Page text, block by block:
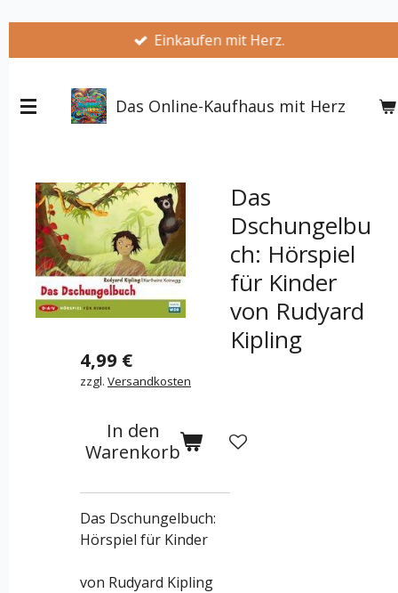
springen
Einkaufen mit Herz.
Das Online-Kaufhaus mit Herz
Das
Dschungelbu
ch: Hörspiel
für Kinder
von Rudyard
Kipling
4,99 €
zzgl. Versandkosten
In den
Warenkorb
Das Dschungelbuch:
Hörspiel für Kinder
von Rudyard Kipling